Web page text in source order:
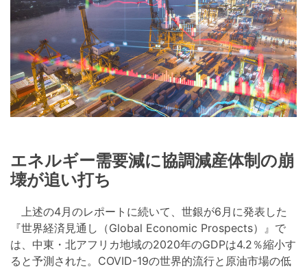
エネルギー需要減に協調減産体制の崩
壊が追い打ち
上述の4月のレポートに続いて、世銀が6月に発表した
『世界経済見通し（Global Economic Prospects）』で
は、中東・北アフリカ地域の2020年のGDPは4.2％縮小す
ると予測された。COVID-19の世界的流行と原油市場の低